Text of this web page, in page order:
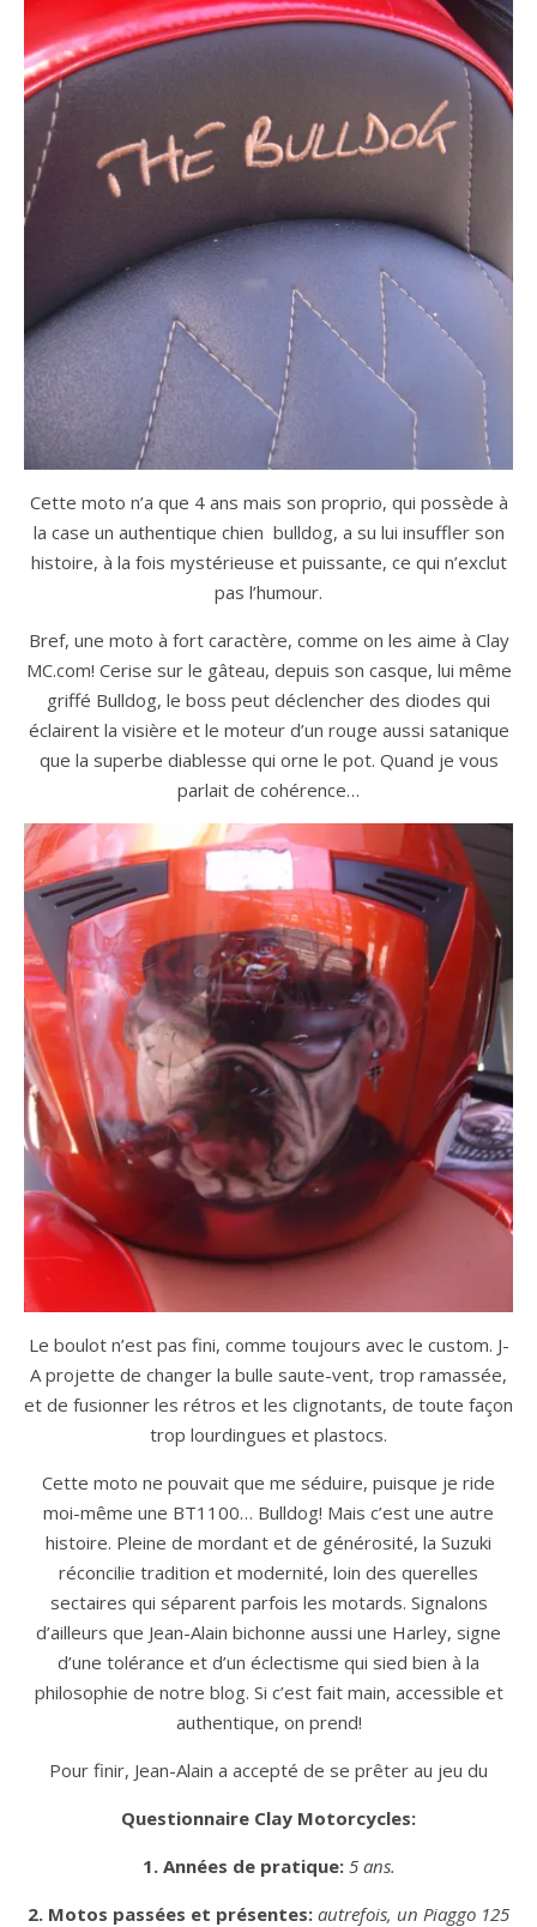
Cette moto n’a que 4 ans mais son proprio, qui possède à
la case un authentique chien bulldog, a su lui insuffler son
histoire, à la fois mystérieuse et puissante, ce qui n’exclut
pas l’humour.
Bref, une moto à fort caractère, comme on les aime à Clay
MC.com! Cerise sur le gâteau, depuis son casque, lui même
griffé Bulldog, le boss peut déclencher des diodes qui
éclairent la visière et le moteur d’un rouge aussi satanique
que la superbe diablesse qui orne le pot. Quand je vous
parlait de cohérence…
Le boulot n’est pas fini, comme toujours avec le custom. J-
A projette de changer la bulle saute-vent, trop ramassée,
et de fusionner les rétros et les clignotants, de toute façon
trop lourdingues et plastocs.
Cette moto ne pouvait que me séduire, puisque je ride
moi-même une BT1100… Bulldog! Mais c’est une autre
histoire. Pleine de mordant et de générosité, la Suzuki
réconcilie tradition et modernité, loin des querelles
sectaires qui séparent parfois les motards. Signalons
d’ailleurs que Jean-Alain bichonne aussi une Harley, signe
d’une tolérance et d’un éclectisme qui sied bien à la
philosophie de notre blog. Si c’est fait main, accessible et
authentique, on prend!
Pour finir, Jean-Alain a accepté de se prêter au jeu du
Questionnaire Clay Motorcycles:
1. Années de pratique: 5 ans.
2. Motos passées et présentes: autrefois, un Piaggo 125